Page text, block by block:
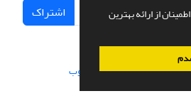
از ارائه بهترین اشتراک
طراحی و پیاده سازی از سیناوب